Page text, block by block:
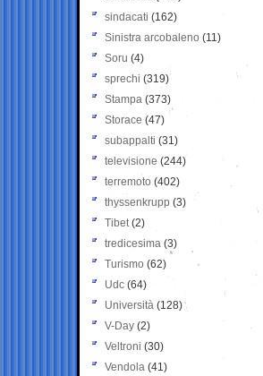
sindacati (162)
Sinistra arcobaleno (11)
Soru (4)
sprechi (319)
Stampa (373)
Storace (47)
subappalti (31)
televisione(244)
terremoto (402)
thyssenkrupp (3)
Tibet(2)
tredicesima (3)
Turismo (62)
Udc (64)
Università (128)
V-Day (2)
Veltroni (30)
Vendola (41)